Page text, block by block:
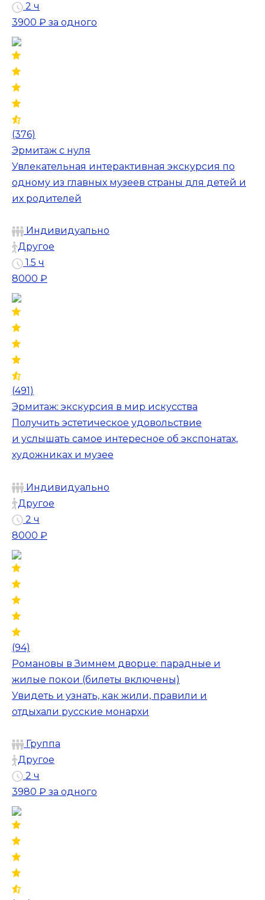
2 ч
3900 ₽ за одного
(376)
Эрмитаж с нуля
Увлекательная интерактивная экскурсия по
одному из главных музеев страны для детей и
их родителей
Индивидуально
Другое
1.5 ч
8000 ₽
(491)
Эрмитаж: экскурсия в мир искусства
Получить эстетическое удовольствие
и услышать самое интересное об экспонатах,
художниках и музее
Индивидуально
Другое
2 ч
8000 ₽
(94)
Романовы в Зимнем дворце: парадные и
жилые покои (билеты включены)
Увидеть и узнать, как жили, правили и
отдыхали русские монархи
Группа
Другое
2 ч
3980 ₽ за одного